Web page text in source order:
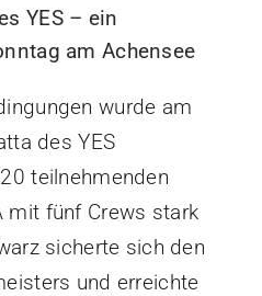
YES – ein
am Achensee
wurde am
des YES
teilnehmenden
mit fünf Crews stark
sicherte sich den
und erreichte